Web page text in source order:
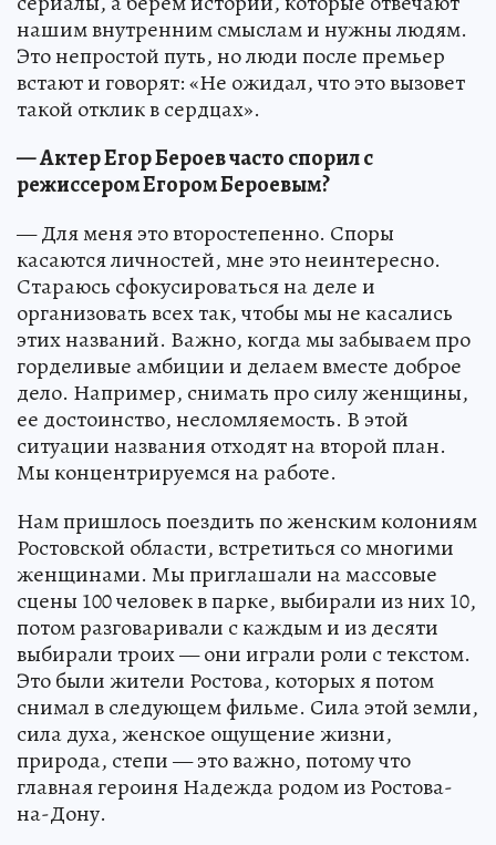
нашим внутренним смыслам и нужны людям.
Это непростой путь, но люди после премьер
встают и говорят: «Не ожидал, что это вызовет
такой отклик в сердцах».
— Актер Егор Бероев часто спорил с
режиссером Егором Бероевым?
— Для меня это второстепенно. Споры
касаются личностей, мне это неинтересно.
Стараюсь сфокусироваться на деле и
организовать всех так, чтобы мы не касались
этих названий. Важно, когда мы забываем про
горделивые амбиции и делаем вместе доброе
дело. Например, снимать про силу женщины,
ее достоинство, несломляемость. В этой
ситуации названия отходят на второй план.
Мы концентрируемся на работе.
Нам пришлось поездить по женским колониям
Ростовской области, встретиться со многими
женщинами. Мы приглашали на массовые
сцены 100 человек в парке, выбирали из них 10,
потом разговаривали с каждым и из десяти
выбирали троих — они играли роли с текстом.
Это были жители Ростова, которых я потом
снимал в следующем фильме. Сила этой земли,
сила духа, женское ощущение жизни,
природа, степи — это важно, потому что
главная героиня Надежда родом из Ростова-
на-Дону.